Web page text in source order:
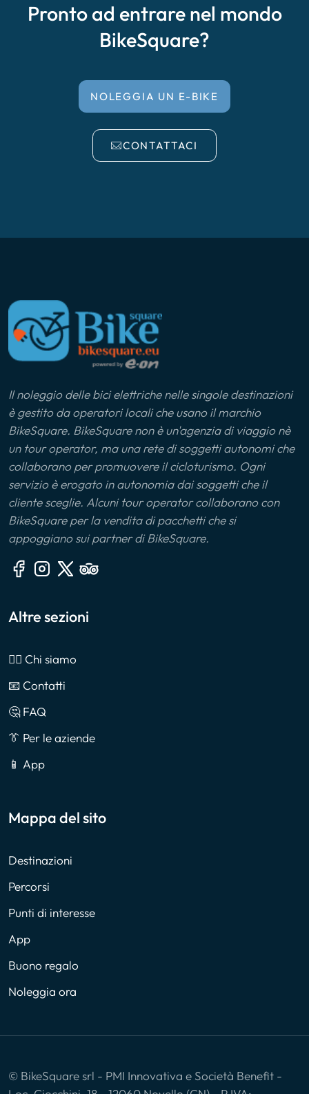
Pronto ad entrare nel mondo
BikeSquare?
NOLEGGIA UN E-BIKE
CONTATTACI
Il noleggio delle bici elettriche nelle singole destinazioni
è gestito da operatori locali che usano il marchio
BikeSquare. BikeSquare non è un'agenzia di viaggio nè
un tour operator, ma una rete di soggetti autonomi che
collaborano per promuovere il cicloturismo. Ogni
servizio è erogato in autonomia dai soggetti che il
cliente sceglie. Alcuni tour operator collaborano con
BikeSquare per la vendita di pacchetti che si
appoggiano sui partner di BikeSquare.
Altre sezioni
🙎‍♂️ Chi siamo
📧 Contatti
🤔 FAQ
👔 Per le aziende
📱 App
Mappa del sito
Destinazioni
Percorsi
Punti di interesse
App
Buono regalo
Noleggia ora
© BikeSquare srl - PMI Innovativa e Società Benefit -